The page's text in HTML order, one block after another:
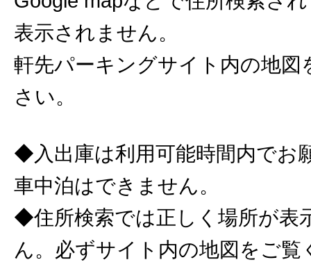
表示されません。
軒先パーキングサイト内の地図
さい。
◆入出庫は利用可能時間内でお
車中泊はできません。
◆住所検索では正しく場所が表
ん。必ずサイト内の地図をご覧